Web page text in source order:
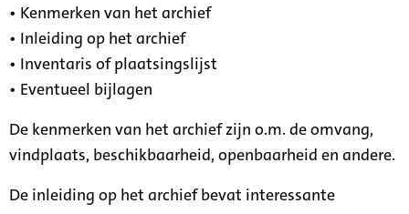
• Kenmerken van het archief
• Inleiding op het archief
• Inventaris of plaatsingslijst
• Eventueel bijlagen
De kenmerken van het archief zijn o.m. de omvang,
vindplaats, beschikbaarheid, openbaarheid en andere.
De inleiding op het archief bevat interessante